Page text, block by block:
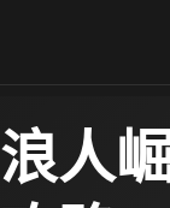
浪人